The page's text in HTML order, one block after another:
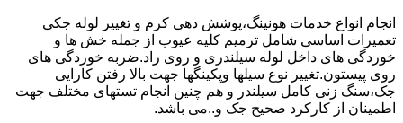
انجام انواع خدمات هونینگ،پوشش دهی کرم و تغییر لوله جکی
تعمیرات اساسی شامل ترمیم کلیه عیوب از جمله خش ها و
خوردگی های داخل لوله سیلندری و روی راد.ضربه خوردگی های
روی پیستون.تغییر نوع سیلها وپکینگها جهت بالا رفتن کارایی
جک،سنگ زنی کامل سیلندر و هم چنین انجام تستهای مختلف جهت
اطمینان از کارکرد صحیح جک و..می باشد.